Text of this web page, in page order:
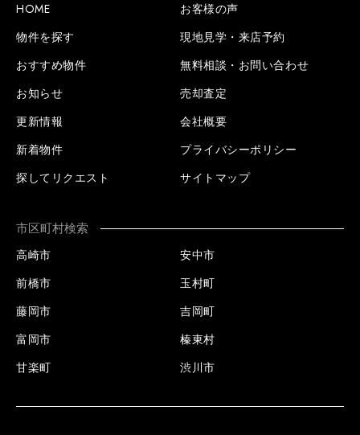
HOME
物件を探す
おすすめ物件
お知らせ
更新情報
新着物件
探してリクエスト
お客様の声
現地見学・来店予約
無料相談・お問い合わせ
売却査定
会社概要
プライバシーポリシー
サイトマップ
市区町村検索
高崎市
前橋市
藤岡市
富岡市
甘楽町
安中市
玉村町
吉岡町
榛東村
渋川市